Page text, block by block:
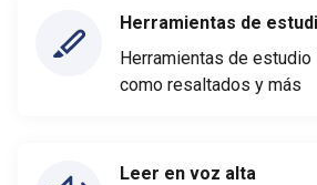
Herramientas de
Herramientas de estudio
como resaltados y más
Leer en voz alta